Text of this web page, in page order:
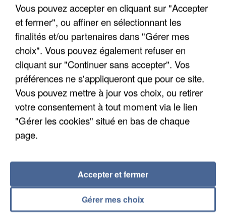
APRÈS TOUTES CES CANICULES, LES REFUGES
DE FAUNE SAUVAGE SONT...
Vous pouvez accepter en cliquant sur "Accepter
et fermer", ou affiner en sélectionnant les
finalités et/ou partenaires dans "Gérer mes
choix". Vous pouvez également refuser en
cliquant sur "Continuer sans accepter". Vos
préférences ne s'appliqueront que pour ce site.
Vous pouvez mettre à jour vos choix, ou retirer
votre consentement à tout moment via le lien
"Gérer les cookies" situé en bas de chaque
page.
Gérer mes choix
Accepter et fermer